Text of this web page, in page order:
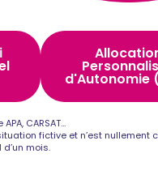
d'Autonomie
CARSAT…
fictive et n’est
mois.